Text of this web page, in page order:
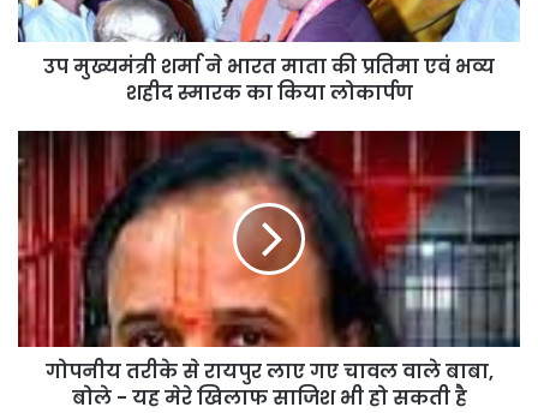
उप मुख्यमंत्री शर्मा ने भारत माता की प्रतिमा एवं भव्य
शहीद स्मारक का किया लोकार्पण
गोपनीय तरीके से रायपुर लाए गए चावल वाले बाबा,
बोले - यह मेरे खिलाफ साजिश भी हो सकती है